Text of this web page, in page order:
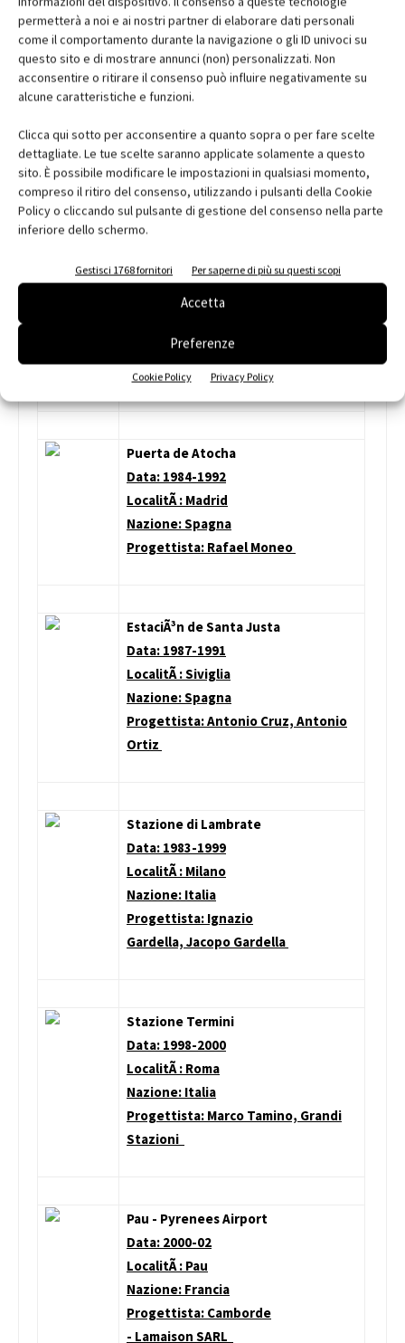
permetterà a noi e ai nostri partner di elaborare dati personali
come il comportamento durante la navigazione o gli ID univoci su
questo sito e di mostrare annunci (non) personalizzati. Non
acconsentire o ritirare il consenso può influire negativamente su
alcune caratteristiche e funzioni.
Clicca qui sotto per acconsentire a quanto sopra o per fare scelte
dettagliate. Le tue scelte saranno applicate solamente a questo
sito. È possibile modificare le impostazioni in qualsiasi momento,
compreso il ritiro del consenso, utilizzando i pulsanti della Cookie
Policy o cliccando sul pulsante di gestione del consenso nella parte
inferiore dello schermo.
Gestisci 1768 fornitori Per saperne di più su questi scopi
Accetta
Preferenze
Cookie Policy Privacy Policy
Progettista: Terry Farrel
Kyoto Station Building
Data: 1991-1997
LocalitÃ : Kyoto
Nazione: Giappone
Progettista: Hiroshi Hara
EstaÃ§Ã¢o do Oriente
Data: 1994-1998
Nazione: Portogallo
Progettista: Santiago Calatrava
Puerta de Atocha
Data: 1984-1992
LocalitÃ : Madrid
Nazione: Spagna
Progettista: Rafael Moneo
EstaciÃ³n de Santa Justa
Data: 1987-1991
LocalitÃ : Siviglia
Nazione: Spagna
Progettista: Antonio Cruz, Antonio
Ortiz
Stazione di Lambrate
Data: 1983-1999
LocalitÃ : Milano
Nazione: Italia
Progettista: Ignazio
Gardella, Jacopo Gardella
Stazione Termini
Data: 1998-2000
LocalitÃ : Roma
Nazione: Italia
Progettista: Marco Tamino, Grandi
Stazioni
Pau - Pyrenees Airport
Data: 2000-02
LocalitÃ : Pau
Nazione: Francia
Progettista: Camborde
- Lamaison SARL